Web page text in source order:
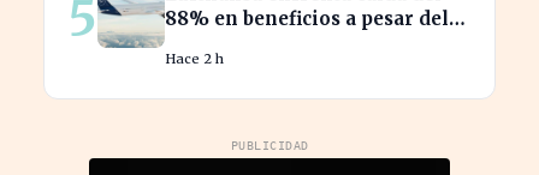
5
88% en beneficios a pesar del
Hace 2 h
PUBLICIDAD